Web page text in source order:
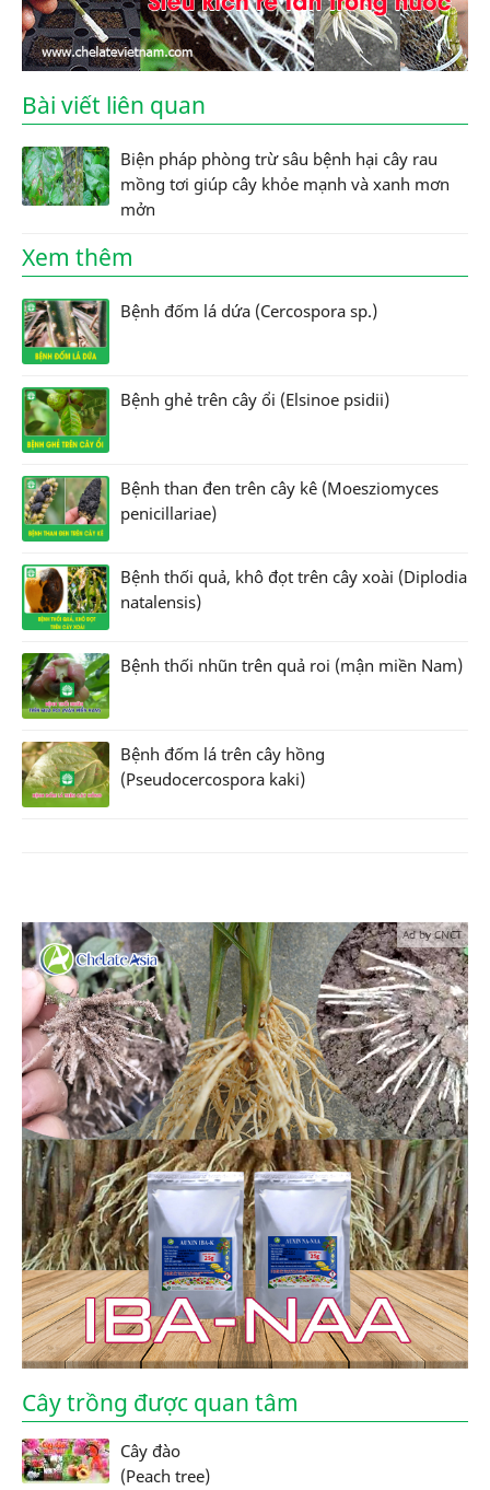
Bài viết liên quan
Biện pháp phòng trừ sâu bệnh hại cây rau
mồng tơi giúp cây khỏe mạnh và xanh mơn
mởn
Xem thêm
Bệnh đốm lá dứa (Cercospora sp.)
Bệnh ghẻ trên cây ổi (Elsinoe psidii)
Bệnh than đen trên cây kê (Moesziomyces
penicillariae)
Bệnh thối quả, khô đọt trên cây xoài (Diplodia
natalensis)
Bệnh thối nhũn trên quả roi (mận miền Nam)
Bệnh đốm lá trên cây hồng
(Pseudocercospora kaki)
Ad by CNCT
Cây trồng được quan tâm
Cây đào
(Peach tree)